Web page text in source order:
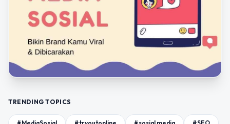
TRENDING TOPICS